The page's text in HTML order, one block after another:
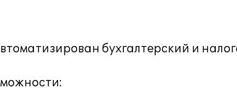
бухгалтерский и